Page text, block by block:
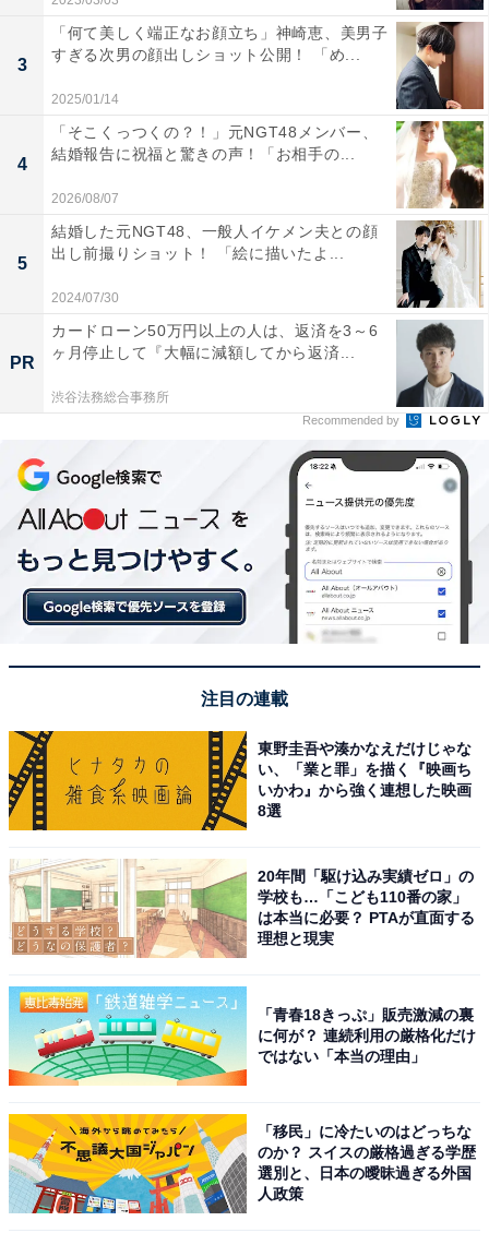
3
「何て美しく端正なお顔立ち」神崎恵、美男子
すぎる次男の顔出しショット公開！ 「め...
2025/01/14
4
「そこくっつくの？！」元NGT48メンバー、
結婚報告に祝福と驚きの声！「お相手の...
2026/08/07
5
結婚した元NGT48、一般人イケメン夫との顔
出し前撮りショット！ 「絵に描いたよ...
2024/07/30
PR
カードローン50万円以上の人は、返済を3～6
ヶ月停止して『大幅に減額してから返済...
渋谷法務総合事務所
Recommended by
注目の連載
東野圭吾や湊かなえだけじゃな
い、「業と罪」を描く『映画ち
いかわ』から強く連想した映画
8選
20年間「駆け込み実績ゼロ」の
学校も…「こども110番の家」
は本当に必要？ PTAが直面する
理想と現実
「青春18きっぷ」販売激減の裏
に何が？ 連続利用の厳格化だけ
ではない「本当の理由」
「移民」に冷たいのはどっちな
のか？ スイスの厳格過ぎる学歴
選別と、日本の曖昧過ぎる外国
人政策